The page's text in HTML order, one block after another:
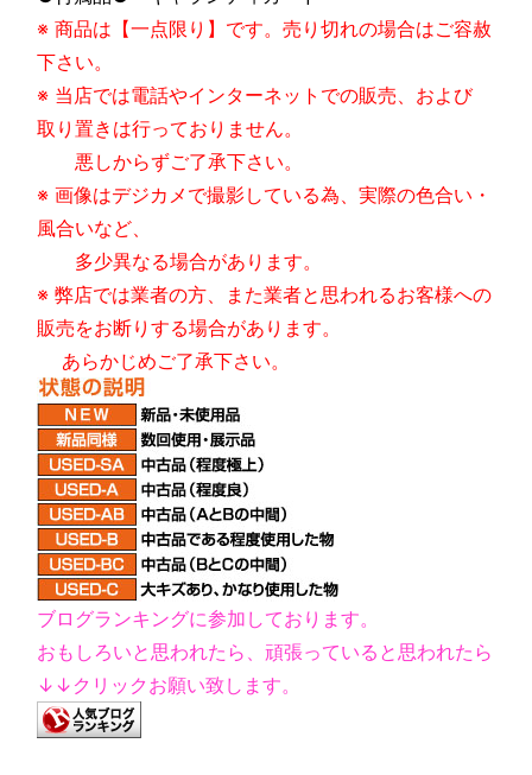
※ 商品は【一点限り】です。売り切れの場合はご容赦
下さい。
※ 当店では電話やインターネットでの販売、および
取り置きは行っておりません。
悪しからずご了承下さい。
※ 画像はデジカメで撮影している為、実際の色合い・
風合いなど、
多少異なる場合があります。
※ 弊店では業者の方、また業者と思われるお客様への
販売をお断りする場合があります。
あらかじめご了承下さい。
ブログランキングに参加しております。
おもしろいと思われたら、頑張っていると思われたら
↓↓クリックお願い致します。